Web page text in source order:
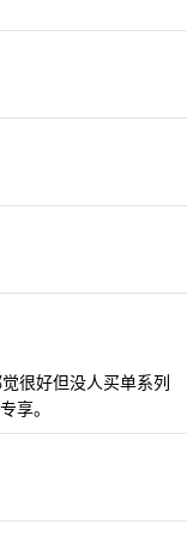
很好但没人买单系列
享。